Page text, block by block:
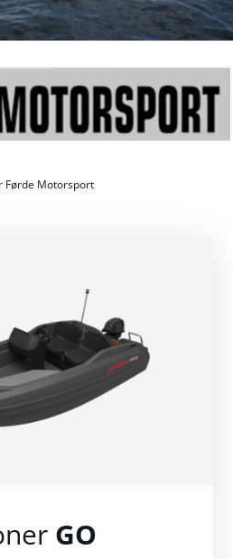
Førde Motorsport
GO